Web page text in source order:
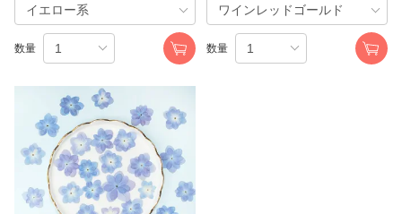
数量 数量